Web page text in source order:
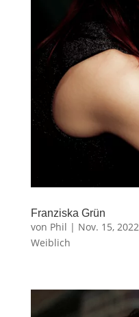
Franziska Grün
von Phil | Nov. 15, 2022
Weiblich